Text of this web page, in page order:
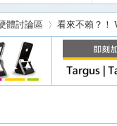
體討論區
›
看來不賴？！